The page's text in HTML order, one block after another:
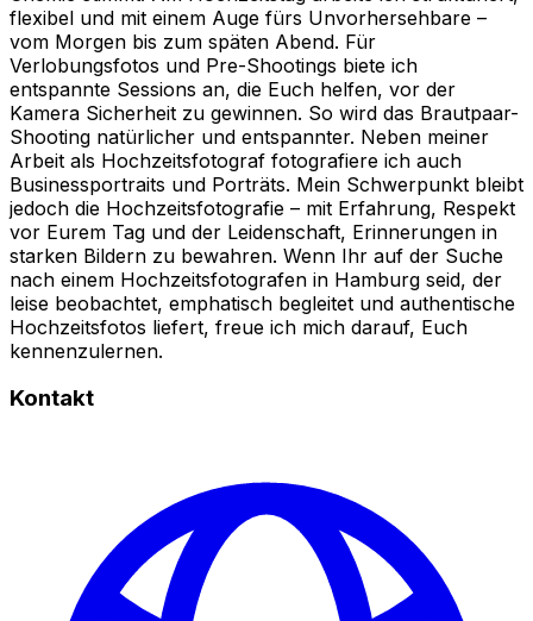
flexibel und mit einem Auge fürs Unvorhersehbare –
vom Morgen bis zum späten Abend. Für
Verlobungsfotos und Pre-Shootings biete ich
entspannte Sessions an, die Euch helfen, vor der
Kamera Sicherheit zu gewinnen. So wird das Brautpaar-
Shooting natürlicher und entspannter. Neben meiner
Arbeit als Hochzeitsfotograf fotografiere ich auch
Businessportraits und Porträts. Mein Schwerpunkt bleibt
jedoch die Hochzeitsfotografie – mit Erfahrung, Respekt
vor Eurem Tag und der Leidenschaft, Erinnerungen in
starken Bildern zu bewahren. Wenn Ihr auf der Suche
nach einem Hochzeitsfotografen in Hamburg seid, der
leise beobachtet, emphatisch begleitet und authentische
Hochzeitsfotos liefert, freue ich mich darauf, Euch
kennenzulernen.
Kontakt